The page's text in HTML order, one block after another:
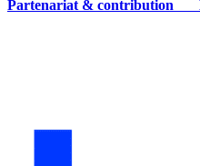
Partenariat & contribution